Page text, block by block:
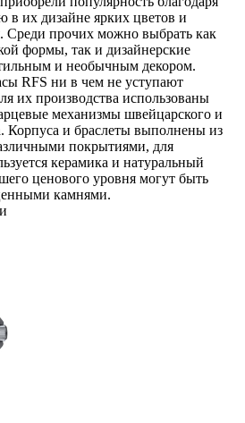
в их дизайне ярких цветов и
Среди прочих можно выбрать как
формы, так и дизайнерские
и необычным декором.
RFS ни в чем не уступают
их производства использованы
механизмы швейцарского и
Корпуса и браслеты выполнены из
покрытиями, для
керамика и натуральный
ценового уровня могут быть
камнями.